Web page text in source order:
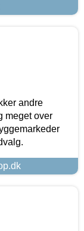
andre
meget over